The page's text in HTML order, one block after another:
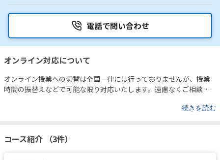
電話で問い合わせ
オンライン対応について
オンライン授業への切替は全国一律には行っておりませんが、授業
時間の振替えなどで可能な限り対応いたします。遠慮なくご相談く
続きを読む
コース紹介 （3件）